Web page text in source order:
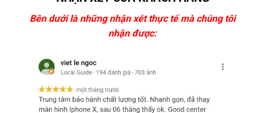
Bên dưới là những nhận xét thực tế mà chúng tôi
nhận được: